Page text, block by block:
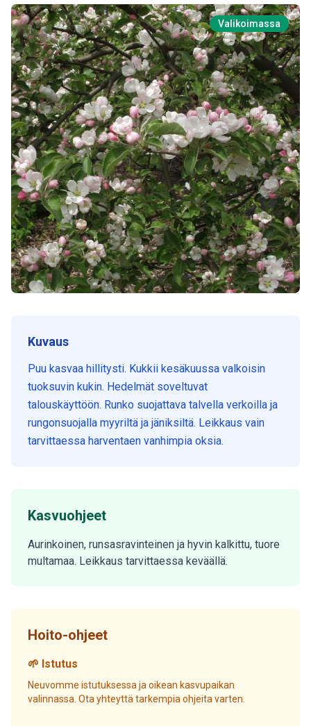
Valikoimassa
Kuvaus
Puu kasvaa hillitysti. Kukkii kesäkuussa valkoisin
tuoksuvin kukin. Hedelmät soveltuvat
talouskäyttöön. Runko suojattava talvella verkoilla ja
rungonsuojalla myyriltä ja jäniksiltä. Leikkaus vain
tarvittaessa harventaen vanhimpia oksia.
Kasvuohjeet
Aurinkoinen, runsasravinteinen ja hyvin kalkittu, tuore
multamaa. Leikkaus tarvittaessa keväällä.
Hoito-ohjeet
🌱 Istutus
Neuvomme istutuksessa ja oikean kasvupaikan
valinnassa. Ota yhteyttä tarkempia ohjeita varten.